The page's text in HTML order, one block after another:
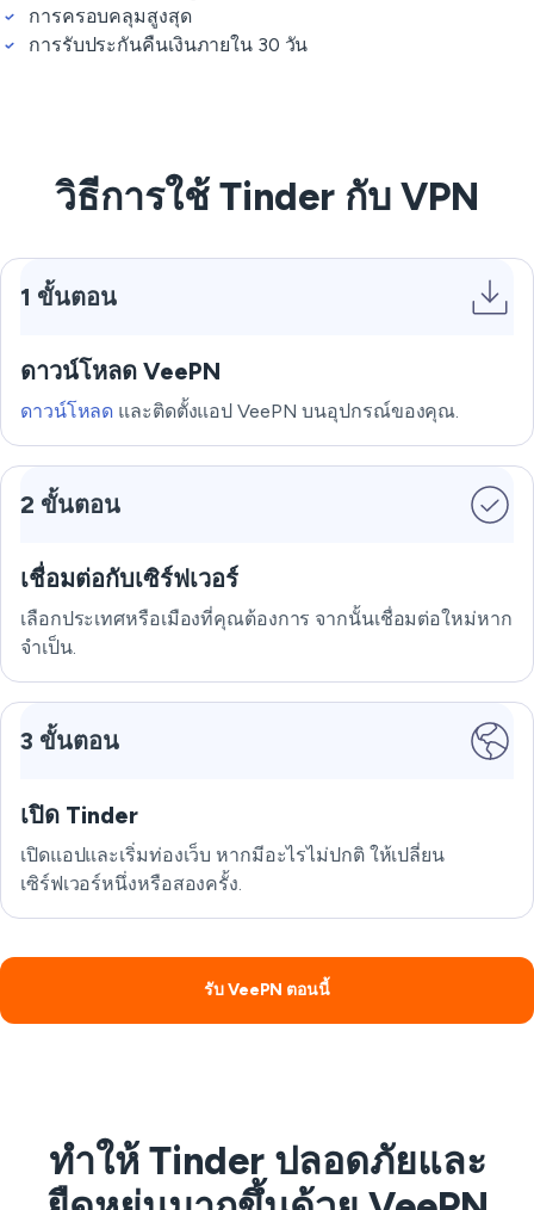
การครอบคลุมสูงสุด
การรับประกันคืนเงินภายใน 30 วัน
วิธีการใช้ Tinder กับ VPN
1 ขั้นตอน
ดาวน์โหลด VeePN
ดาวน์โหลด และติดตั้งแอป VeePN บนอุปกรณ์ของคุณ.
2 ขั้นตอน
เชื่อมต่อกับเซิร์ฟเวอร์
เลือกประเทศหรือเมืองที่คุณต้องการ จากนั้นเชื่อมต่อใหม่หาก
จำเป็น.
3 ขั้นตอน
เปิด Tinder
เปิดแอปและเริ่มท่องเว็บ หากมีอะไรไม่ปกติ ให้เปลี่ยน
เซิร์ฟเวอร์หนึ่งหรือสองครั้ง.
รับ VeePN ตอนนี้
ทำให้ Tinder ปลอดภัยและ